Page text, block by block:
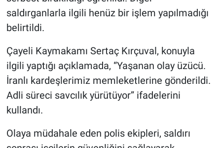
saldırganlarla ilgili henüz bir işlem yapılmadığı
belirtildi.
Çayeli Kaymakamı Sertaç Kırçuval, konuyla
ilgili yaptığı açıklamada, “Yaşanan olay üzücü.
İranlı kardeşlerimiz memleketlerine gönderildi.
Adli süreci savcılık yürütüyor” ifadelerini
kullandı.
Olaya müdahale eden polis ekipleri, saldırı